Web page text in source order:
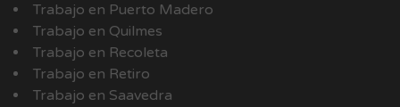
Trabajo en Puerto Madero
Trabajo en Quilmes
Trabajo en Recoleta
Trabajo en Retiro
Trabajo en Saavedra